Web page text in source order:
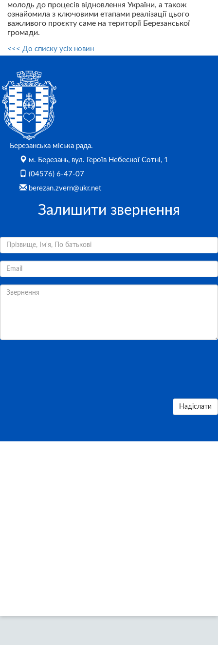
молодь до процесів відновлення України, а також
ознайомила з ключовими етапами реалізації цього
важливого проєкту саме на території Березанської
громади.
<<< До списку усіх новин
Березанська міська рада.
м. Березань, вул. Героїв Небесної Сотні, 1
(04576) 6-47-07
berezan.zvern@ukr.net
Залишити звернення
Надіслати